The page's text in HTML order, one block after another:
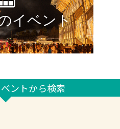
イベント
ントから検索